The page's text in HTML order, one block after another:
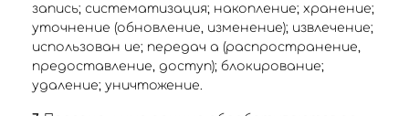
запись; систематизация; накопление; хранение;
уточнение (обновление, изменение); извлечение;
использован ие; передач а (распространение,
предоставление, доступ); блокирование;
удаление; уничтожение.